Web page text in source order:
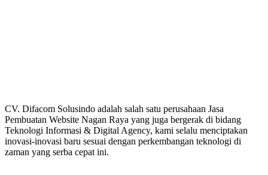
CV. Difacom Solusindo adalah salah satu perusahaan Jasa
Pembuatan Website Nagan Raya yang juga bergerak di bidang
Teknologi Informasi & Digital Agency, kami selalu menciptakan
inovasi-inovasi baru sesuai dengan perkembangan teknologi di
zaman yang serba cepat ini.